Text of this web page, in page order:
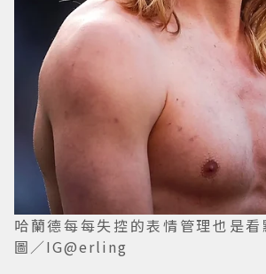
哈蘭德每每失控的表情管理也是看
圖／IG@erling